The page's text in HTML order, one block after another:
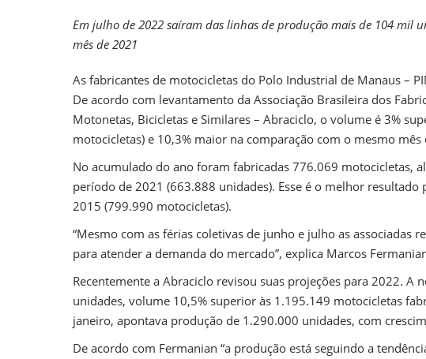
DE 18,2%
Em julho de 2022 saíram das linhas de produção mais de 104 mil
mês de 2021
As fabricantes de motocicletas do Polo Industrial de Manaus –
De acordo com levantamento da Associação Brasileira dos
Motonetas, Bicicletas e Similares – Abraciclo, o volume é 3%
motocicletas) e 10,3% maior na comparação com o mesmo
No acumulado do ano foram fabricadas 776.069 motocicletas,
período de 2021 (663.888 unidades). Esse é o melhor
2015 (799.990 motocicletas).
“Mesmo com as férias coletivas de junho e julho as associadas
para atender a demanda do mercado”, explica Marcos
Recentemente a Abraciclo revisou suas projeções para 2022. A
unidades, volume 10,5% superior às 1.195.149 motocicletas
janeiro, apontava produção de 1.290.000 unidades, com
De acordo com Fermanian “a produção está seguindo a